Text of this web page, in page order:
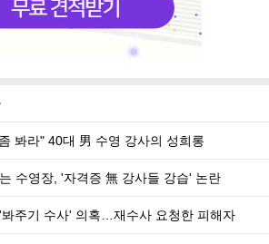
봐라" 40대 男 수영 강사의 성희롱
수영장, '자격증 無 강사들 강습' 논란
주기 수사' 의혹…재수사 요청한 피해자